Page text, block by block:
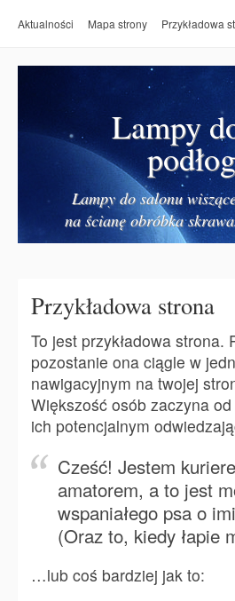
Aktualności Mapa strony Przykładowa
Lampy
Lampy do salonu
na ścianę obróbka
Przykładowa strona
To jest przykładowa
pozostanie ona ciągle w
nawigacyjnym na twojej
Większość osób zaczyna
ich potencjalnym
Cześć! Jestem
amatorem, a to jest
wspaniałego psa o
(Oraz to, kiedy łapie
…lub coś bardziej jak to: